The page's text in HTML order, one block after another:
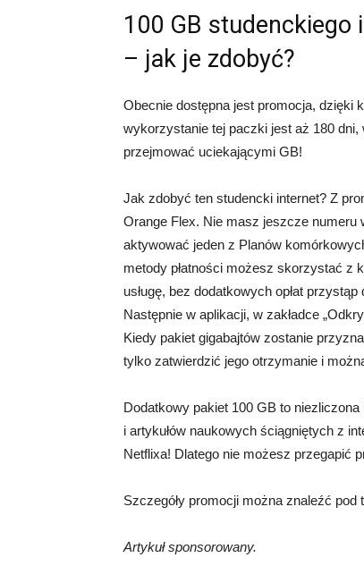
100 GB studenckiego
– jak je zdobyć?
Obecnie dostępna jest promocja, dzięki
wykorzystanie tej paczki jest aż 180
przejmować uciekającymi GB!
Jak zdobyć ten studencki internet? Z
Orange Flex. Nie masz jeszcze
aktywować jeden z Planów
metody płatności możesz skorzystać z
usługę, bez dodatkowych opłat
Następnie w aplikacji, w zakładce
Kiedy pakiet gigabajtów zostanie
tylko zatwierdzić jego otrzymanie i
Dodatkowy pakiet 100 GB to
i artykułów naukowych ściągniętych z
Netflixa! Dlatego nie możesz przegapić
Szczegóły promocji można znaleźć pod
Artykuł sponsorowany.